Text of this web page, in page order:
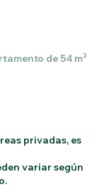
de 54 m²
privadas, es
variar según